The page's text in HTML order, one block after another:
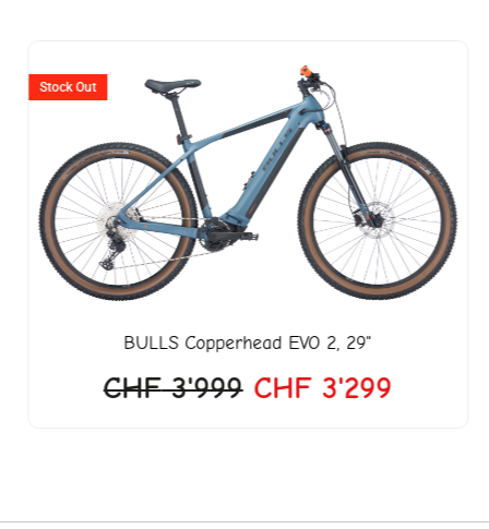
Stock Out
BULLSCopperhead EVO 2, 29"
CHF3'999
Preis
war:
CHF 3'999
CHF3'299
ist:
CHF